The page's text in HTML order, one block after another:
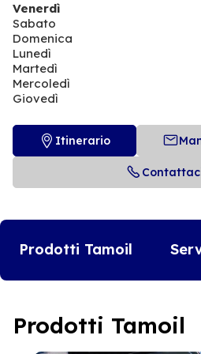
Venerdì
Sabato
Domenica
Lunedì
Martedì
Mercoledì
Giovedì
Itinerario
Prodotti Tamoil
Prodotti Tamoil